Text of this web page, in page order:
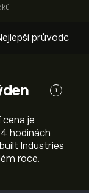
průvodci >
i
cena je
hodinách
Industries
roce.